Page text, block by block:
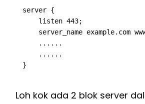
server {
    listen 443;
server_name example.com
    ......
    ......
}
Loh kok ada 2 blok server